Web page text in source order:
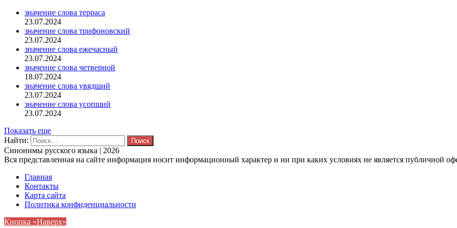
значение слова терраса
23.07.2024
значение слова трифоновский
23.07.2024
значение слова ежечасный
23.07.2024
значение слова четверной
18.07.2024
значение слова увядший
23.07.2024
значение слова усопший
23.07.2024
Показать еще
Найти:
Синонимы русского языка | 2026
Вся представленная на сайте информация носит информационный характер и ни при каких условиях не является публичной
Главная
Контакты
Карта сайта
Политика конфиденциальности
Кнопка «Наверх»